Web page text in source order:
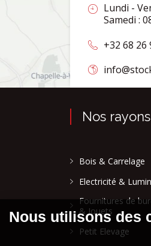
Lundi -
Samedi :
+32 68 26
Nos rayons
Bois & Carrelage
Electricité &
Fournitures de
& Jouets
Petit Elevage